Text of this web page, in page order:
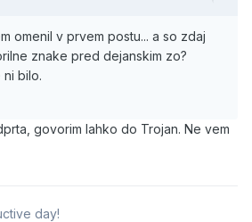
omenil v prvem postu... a so zdaj
znake pred dejanskim zo?
ni bilo.
govorim lahko do Trojan. Ne vem
day!